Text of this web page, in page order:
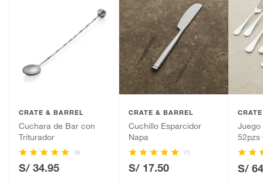
CRATE & BARREL
Cuchara de Bar con
Triturador
(9)
S/ 34.95
CRATE & BARREL
Cuchillo Esparcidor
Napa
(7)
S/ 17.50
Juego
52pzs
S/